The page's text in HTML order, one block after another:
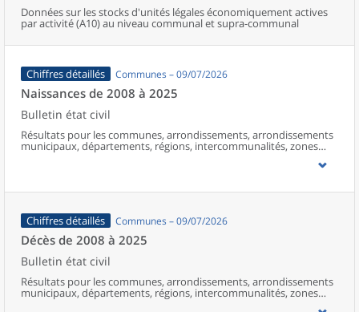
Données sur les stocks d'unités légales économiquement actives
par activité (A10) au niveau communal et supra-communal
Chiffres détaillés Communes – 09/07/2026
Naissances de 2008 à 2025
Bulletin état civil
Résultats pour les communes, arrondissements, arrondissements
municipaux, départements, régions, intercommunalités, zones
d’emploi, bassins de vie, unités urbaines et aires d’attraction des
Chiffres détaillés Communes – 09/07/2026
Décès de 2008 à 2025
Bulletin état civil
Résultats pour les communes, arrondissements, arrondissements
municipaux, départements, régions, intercommunalités, zones
d’emploi, bassins de vie, unités urbaines et aires d’attraction des